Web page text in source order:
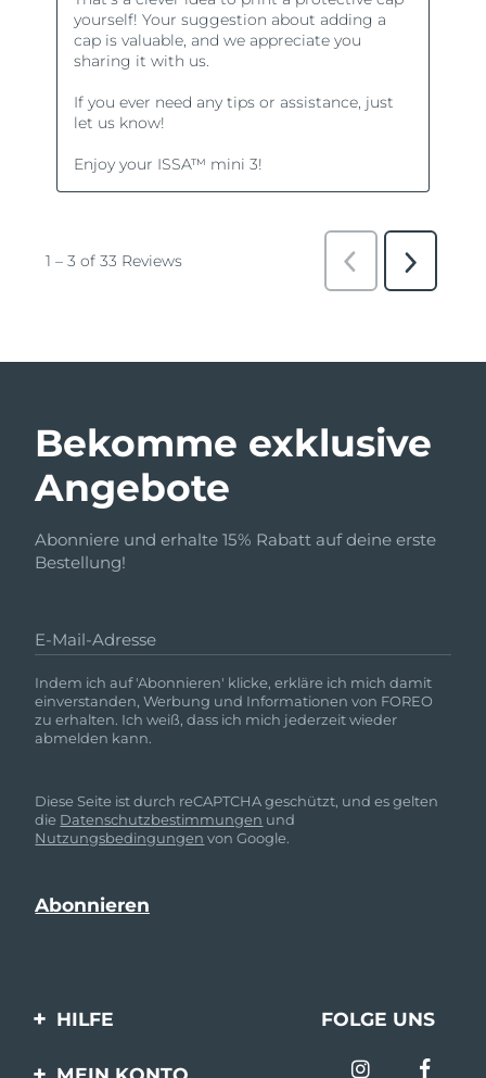
Bekomme exklusive
Angebote
Abonniere und erhalte 15% Rabatt auf deine erste
Bestellung!
E-Mail-Adresse
Indem ich auf 'Abonnieren' klicke, erkläre ich mich damit
einverstanden, Werbung und Informationen von FOREO
zu erhalten. Ich weiß, dass ich mich jederzeit wieder
abmelden kann.
Diese Seite ist durch reCAPTCHA geschützt, und es gelten
die Datenschutzbestimmungen und
Nutzungsbedingungen von Google.
HILFE
Kontaktiere uns
FOLGE UNS